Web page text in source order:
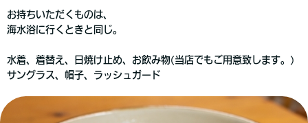
お持ちいただくものは、
海水浴に行くときと同じ。
水着、着替え、日焼け止め、お飲み物(当店でもご用意致します。)
サングラス、帽子、ラッシュガード